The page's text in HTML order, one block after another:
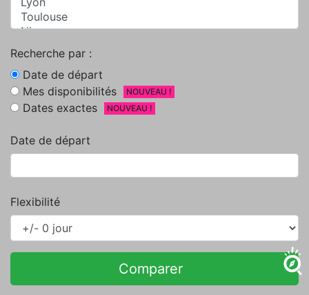
Recherche par :
Date de départ
Mes disponibilités
NOUVEAU !
Dates exactes NOUVEAU !
Date de départ
Flexibilité
Comparer